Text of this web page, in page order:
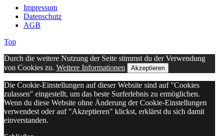
Impressum
Datenschutz
AGB
Top
Durch die weitere Nutzung der Seite stimmst du der Verwendung
von Cookies zu. Weitere Informationen Akzeptieren
Die Cookie-Einstellungen auf dieser Website sind auf "Cookies
zulassen" eingestellt, um das beste Surferlebnis zu ermöglichen.
Wenn du diese Website ohne Änderung der Cookie-Einstellungen
verwendest oder auf "Akzeptieren" klickst, erklärst du sich damit
einverstanden.